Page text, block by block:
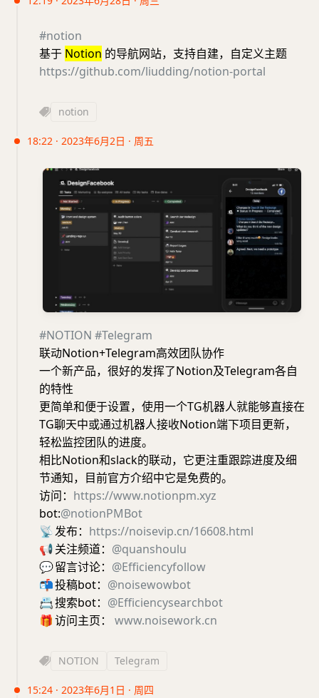
#notion
基于 Notion 的导航网站，支持自建，自定义主题
https://github.com/liudding/notion-portal
notion
18:22 · 2023年6月2日 · 周五
#NOTION #Telegram
联动Notion+Telegram高效团队协作
一个新产品，很好的发挥了Notion及Telegram各自
的特性
更简单和便于设置，使用一个TG机器人就能够直接在
TG聊天中或通过机器人接收Notion端下项目更新，
轻松监控团队的进度。
相比Notion和slack的联动，它更注重跟踪进度及细
节通知，目前官方介绍中它是免费的。
访问： https://www.notionpm.xyz
bot:@notionPMBot
📡发布： https://noisevip.cn/16608.html
📢关注频道： @quanshoulu
💬留言讨论： @Efficiencyfollow
📬投稿bot： @noisewowbot
📇搜索bot： @Efficiencysearchbot
🎁访问主页： www.noisework.cn
NOTION Telegram
15:24 · 2023年6月1日 · 周四